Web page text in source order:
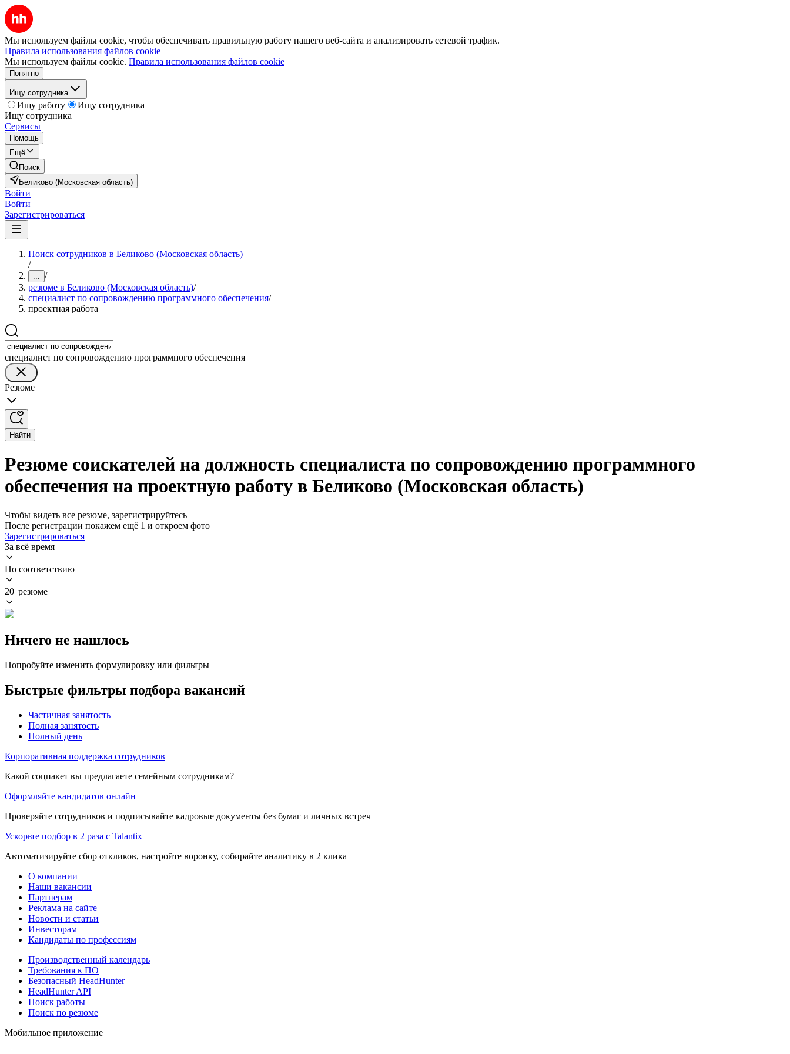
Мы используем файлы cookie, чтобы обеспечивать правильную работу нашего веб-сайта и анализировать сетевой трафик.
Правила использования файлов cookie
Мы используем файлы cookie. Правила использования файлов cookie
Понятно
Ищу сотрудника
Ищу работу
Ищу сотрудника
Ищу сотрудника
Сервисы
Помощь
Ещё
Поиск
Беликово (Московская область)
Войти
Войти
Зарегистрироваться
Поиск сотрудников в Беликово (Московская область)
/
... /
резюме в Беликово (Московская область)/
специалист по сопровождению программного обеспечения/
проектная работа
специалист по сопровождению программного обеспечения
Резюме
Найти
Резюме соискателей на должность специалиста по сопровождению программного
обеспечения на проектную работу в Беликово (Московская область)
Чтобы видеть все резюме, зарегистрируйтесь
После регистрации покажем ещё 1 и откроем фото
Зарегистрироваться
За всё время
По соответствию
20 резюме
Ничего не нашлось
Попробуйте изменить формулировку или фильтры
Быстрые фильтры подбора вакансий
Частичная занятость
Полная занятость
Полный день
Корпоративная поддержка сотрудников
Какой соцпакет вы предлагаете семейным сотрудникам?
Оформляйте кандидатов онлайн
Проверяйте сотрудников и подписывайте кадровые документы без бумаг и личных встреч
Ускорьте подбор в 2 раза с Talantix
Автоматизируйте сбор откликов, настройте воронку, собирайте аналитику в 2 клика
О компании
Наши вакансии
Партнерам
Реклама на сайте
Новости и статьи
Инвесторам
Кандидаты по профессиям
Производственный календарь
Требования к ПО
Безопасный HeadHunter
HeadHunter API
Поиск работы
Поиск по резюме
Мобильное приложение